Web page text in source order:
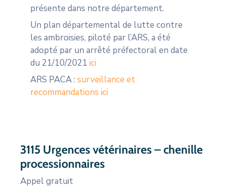
présente dans notre département.
Un plan départemental de lutte contre
les ambroisies, piloté par l’ARS, a été
adopté par un arrêté préfectoral en date
du 21/10/2021 ici
ARS PACA : surveillance et
recommandations ici
3115 Urgences vétérinaires – chenille
processionnaires
Appel gratuit